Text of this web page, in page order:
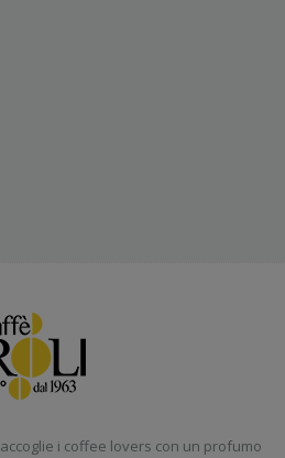
i coffee lovers con un profumo